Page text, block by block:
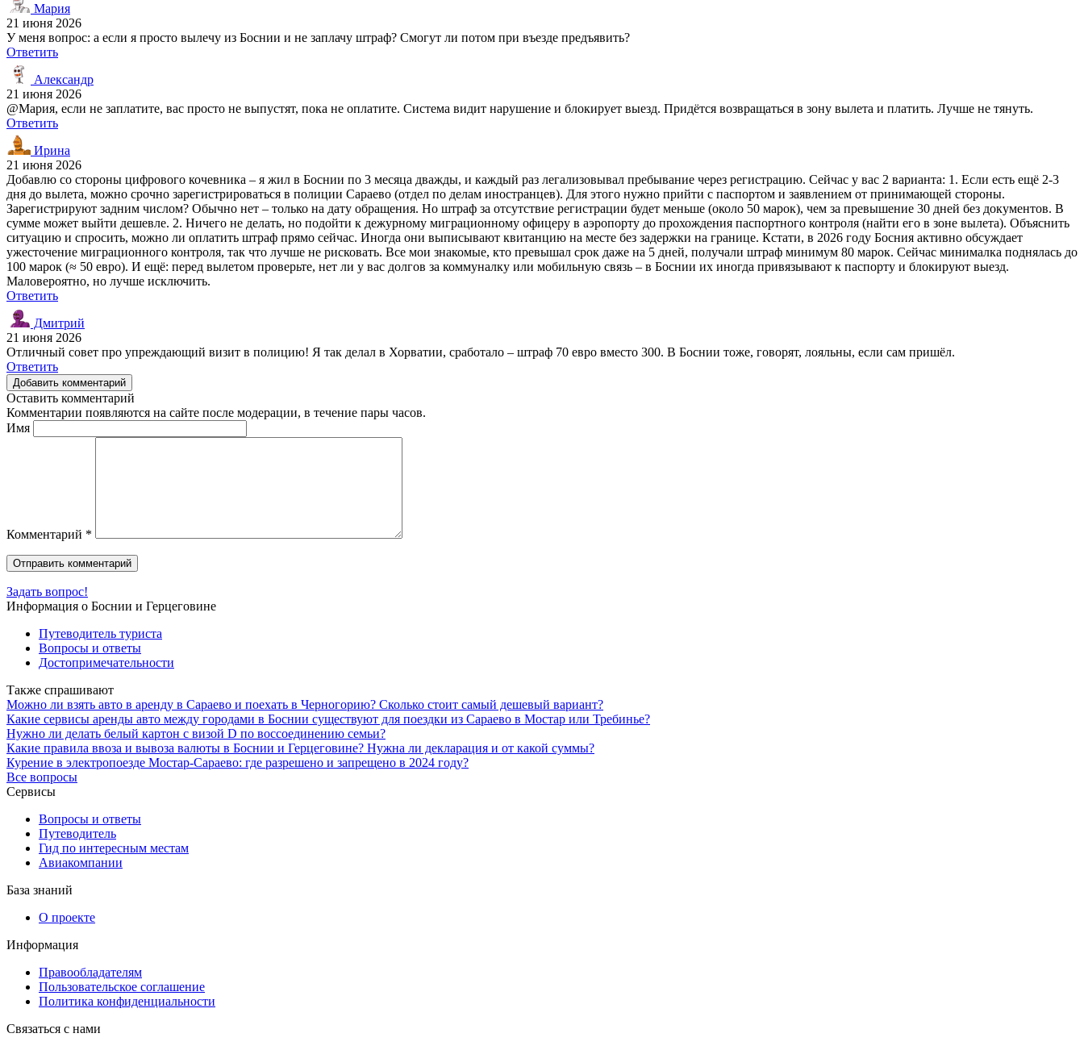
Мария
21 июня 2026
У меня вопрос: а если я просто вылечу из Боснии и не заплачу штраф? Смогут ли потом при въезде предъявить?
Ответить
Александр
21 июня 2026
@Мария, если не заплатите, вас просто не выпустят, пока не оплатите. Система видит нарушение и блокирует выезд. Придётся возвращаться в зону вылета и платить. Лучше не тянуть.
Ответить
Ирина
21 июня 2026
Добавлю со стороны цифрового кочевника – я жил в Боснии по 3 месяца дважды, и каждый раз легализовывал пребывание через регистрацию. Сейчас у вас 2 варианта: 1. Если есть ещё 2-3
дня до вылета, можно срочно зарегистрироваться в полиции Сараево (отдел по делам иностранцев). Для этого нужно прийти с паспортом и заявлением от принимающей стороны.
Зарегистрируют задним числом? Обычно нет – только на дату обращения. Но штраф за отсутствие регистрации будет меньше (около 50 марок), чем за превышение 30 дней без документов. В
сумме может выйти дешевле. 2. Ничего не делать, но подойти к дежурному миграционному офицеру в аэропорту до прохождения паспортного контроля (найти его в зоне вылета). Объяснить
ситуацию и спросить, можно ли оплатить штраф прямо сейчас. Иногда они выписывают квитанцию на месте без задержки на границе. Кстати, в 2026 году Босния активно обсуждает
ужесточение миграционного контроля, так что лучше не рисковать. Все мои знакомые, кто превышал срок даже на 5 дней, получали штраф минимум 80 марок. Сейчас минималка поднялась до
100 марок (≈ 50 евро). И ещё: перед вылетом проверьте, нет ли у вас долгов за коммуналку или мобильную связь – в Боснии их иногда привязывают к паспорту и блокируют выезд.
Маловероятно, но лучше исключить.
Ответить
Дмитрий
21 июня 2026
Отличный совет про упреждающий визит в полицию! Я так делал в Хорватии, сработало – штраф 70 евро вместо 300. В Боснии тоже, говорят, лояльны, если сам пришёл.
Ответить
Добавить комментарий
Оставить комментарий
Комментарии появляются на сайте после модерации, в течение пары часов.
Имя
Комментарий *
Задать вопрос!
Информация о Боснии и Герцеговине
Путеводитель туриста
Вопросы и ответы
Достопримечательности
Также спрашивают
Можно ли взять авто в аренду в Сараево и поехать в Черногорию? Сколько стоит самый дешевый вариант?
Какие сервисы аренды авто между городами в Боснии существуют для поездки из Сараево в Мостар или Требинье?
Нужно ли делать белый картон с визой D по воссоединению семьи?
Какие правила ввоза и вывоза валюты в Боснии и Герцеговине? Нужна ли декларация и от какой суммы?
Курение в электропоезде Мостар-Сараево: где разрешено и запрещено в 2024 году?
Все вопросы
Сервисы
Вопросы и ответы
Путеводитель
Гид по интересным местам
Авиакомпании
База знаний
О проекте
Информация
Правообладателям
Пользовательское соглашение
Политика конфиденциальности
Связаться с нами